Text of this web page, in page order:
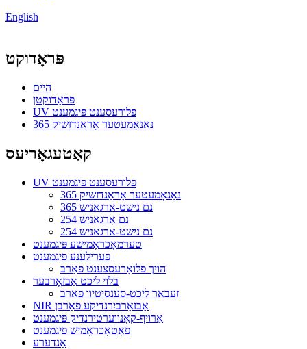
English
פּראָדוקט
היים
פּראָדוקטן
UV פלורעסענט פּיגמענט
365 נאַנאָמעטער אָראַנדזשיק
קאַטעגאָריעס
UV פלורעסענט פּיגמענט
365 נאַנאָמעטער אָראַנדזשיק
365 נם נישט-ארגאניש
254 נם אָרגאַניש
254 נם נישט-ארגאניש
טערמאָכראָמישע פּיגמענט
פערילענע פּיגמענט
הויך פלואָרעסצענט פאַרב
בלוי ליכט אַבזאָרבער
זעבאר ליכט-סענסיטיוו פארב
NIR אַבזאָרביִרנדיקע פאַרבן
אַרויף-קאָנווערטירנדיק פּיגמענט
פאָטאָכראָמיש פּיגמענט
אַנדערע